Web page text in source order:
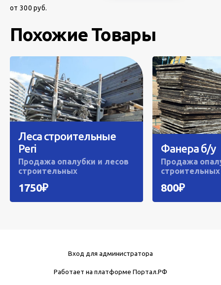
от 300 руб.
Похожие Товары
Леса строительные
Peri
Продажа опалубки и лесов
строительных
1750₽
Фанера б/у
Продажа
строительных
800₽
Вход для администратора
Работает на платформе Портал.РФ